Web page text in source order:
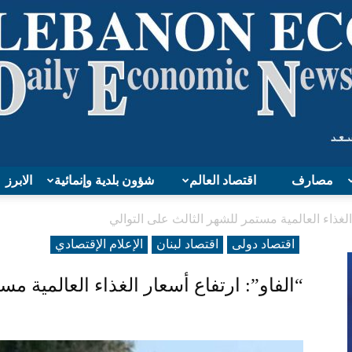
Lebanon
الابرز شؤون بلدية وإنمائية اقتصاد العالم مصارف
العالمية مستمر للشهر الثالث على التوالي
اقتصاد دولی
اقتصاد لبنان الإعلام الإقتصادي
“الفاو”: ارتفاع أسعار الغذاء العالمية